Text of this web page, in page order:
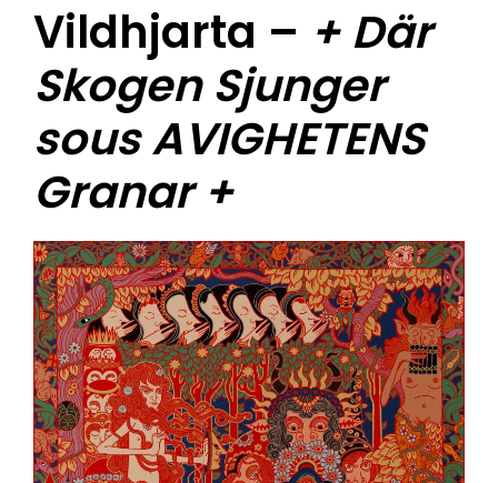
Vildhjarta – + Där
Skogen Sjunger
sous AVIGHETENS
Granar +